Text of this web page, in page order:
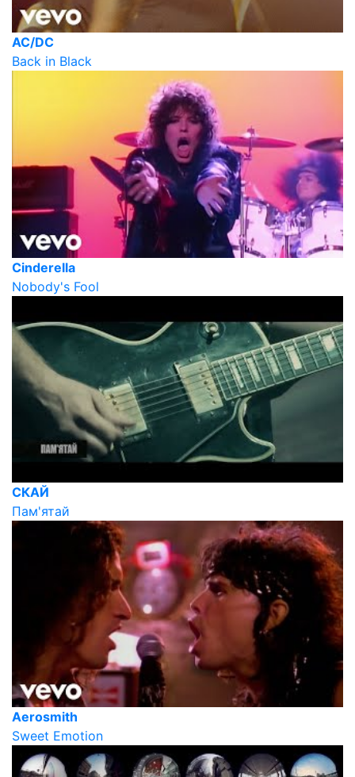
AC/DC
Back in Black
Cinderella
Nobody's Fool
СКАЙ
Пам'ятай
Aerosmith
Sweet Emotion